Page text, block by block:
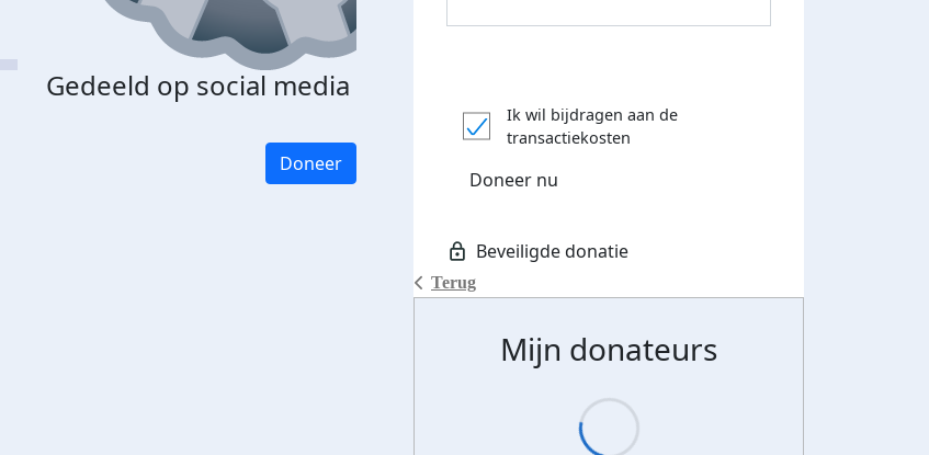
Gedeeld op social media
Doneer
Terug
Ik wil bijdragen aan de
transactiekosten
Doneer nu
Mijn donateurs